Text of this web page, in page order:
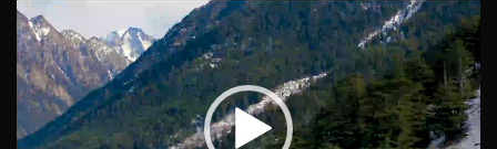
Video
Player